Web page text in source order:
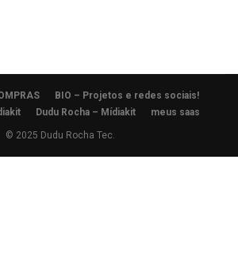
BIO – Projetos e redes sociais!
Dudu Rocha – Mídiakit meus saas
© 2025 Dudu Rocha Tec.